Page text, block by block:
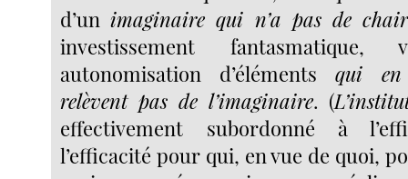
d’unimaginaire qui n’a pas de
investissement fantasmatique,
autonomisation d’éléments qui en
relèvent pas de l’imaginaire. (
effectivement subordonné à
l’efficacité pour qui, en vue de quoi,